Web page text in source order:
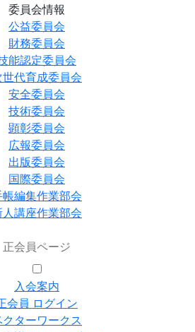
委員会情報
公益委員会
財務委員会
能認定委員会
世代育成委員会
安全委員会
技術委員会
顕彰委員会
広報委員会
出版委員会
国際委員会
帳編集作業部会
人講座作業部会
正会員ページ
入会案内
会員 ログイン
ターワークス